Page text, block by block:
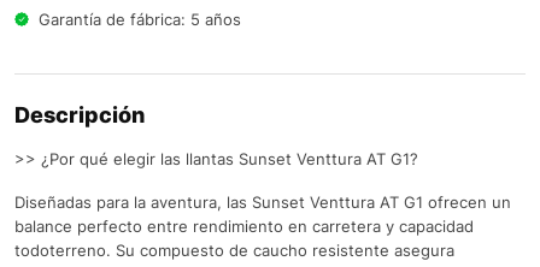
Garantía de fábrica: 5 años
Descripción
>> ¿Por qué elegir las llantas Sunset Venttura AT G1?
Diseñadas para la aventura, las Sunset Venttura AT G1 ofrecen un
balance perfecto entre rendimiento en carretera y capacidad
todoterreno. Su compuesto de caucho resistente asegura